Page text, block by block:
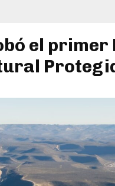
el primer